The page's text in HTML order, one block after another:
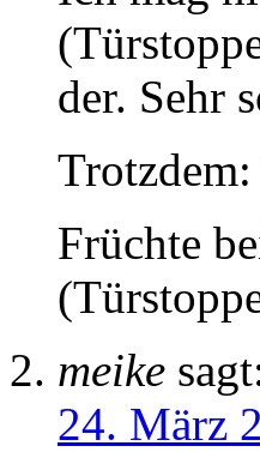
der. Sehr
Früchte
meike
24. März